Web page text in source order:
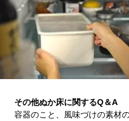
その他ぬか床に関するQ＆A
容器のこと、風味づけの素材